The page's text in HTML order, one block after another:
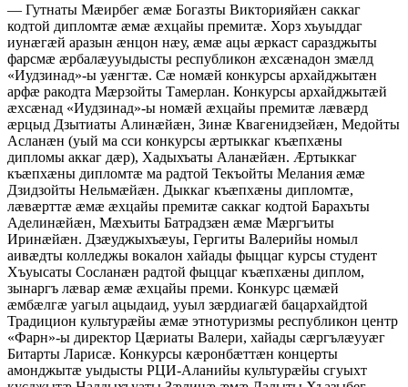
— Гутнаты Мæирбег æмæ Богазты Викторияйæн саккаг
кодтой дипломтæ æмæ æхцайы премитæ. Хорз хъуыддаг
иунæгæй аразын æнцон нæу, æмæ ацы æркаст саразджыты
фарсмæ æрбалæууыдысты республикон æхсæнадон змæлд
«Иудзинад»-ы уæнгтæ. Сæ номæй конкурсы архайджытæн
арфæ ракодта Мæрзойты Тамерлан. Конкурсы архайджытæй
æхсæнад «Иудзинад»-ы номæй æхцайы премитæ лæвæрд
æрцыд Дзытиаты Алинæйæн, Зинæ Квагенидзейæн, Медойты
Асланæн (уый ма сси конкурсы æртыккаг къæпхæны
дипломы аккаг дæр), Хадыхъаты Аланæйæн. Æртыккаг
къæпхæны дипломтæ ма радтой Текъойты Мелания æмæ
Дзидзойты Нельмæйæн. Дыккаг къæпхæны дипломтæ,
лæвæрттæ æмæ æхцайы премитæ саккаг кодтой Барахъты
Аделинæйæн, Мæхъиты Батрадзæн æмæ Мæргъиты
Иринæйæн. Дзæуджыхъæуы, Гергиты Валерийы номыл
аивæдты колледжы вокалон хайады фыццаг курсы студент
Хъуысаты Сосланæн радтой фыццаг къæпхæны диплом,
зынаргъ лæвар æмæ æхцайы преми. Конкурс цæмæй
æмбæлгæ уагыл ацыдаид, ууыл зæрдиагæй бацархайдтой
Традицион культурæйы æмæ этнотуризмы республикон центр
«Фарн»-ы директор Цæриаты Валери, хайады сæргълæууæг
Битарты Ларисæ. Конкурсы кæронбæттæн концерты
амонджытæ уыдысты РЦИ-Аланийы культурæйы сгуыхт